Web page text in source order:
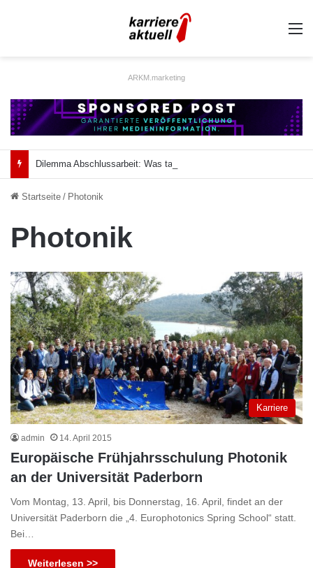
ARKM.marketing
Startseite / Photonik
Photonik
Karriere
admin 14. April 2015
Europäische Frühjahrsschulung Photonik
an der Universität Paderborn
Vom Montag, 13. April, bis Donnerstag, 16. April, findet an der
Universität Paderborn die „4. Europhotonics Spring School“ statt.
Bei…
Weiterlesen >>